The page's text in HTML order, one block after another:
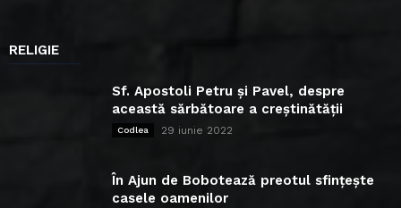
RELIGIE
Sf. Apostoli Petru și Pavel, despre
această sărbătoare a creștinătății
Codlea 29 iunie 2022
În Ajun de Bobotează preotul sfințește
casele oamenilor